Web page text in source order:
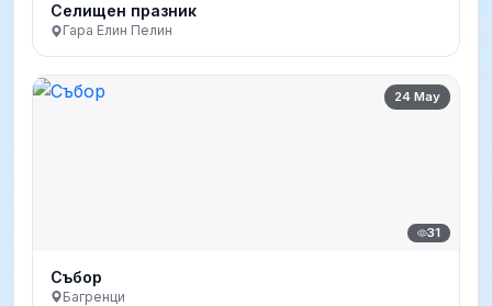
Селищен празник
Гара Елин Пелин
24 May
31
Събор
Багренци